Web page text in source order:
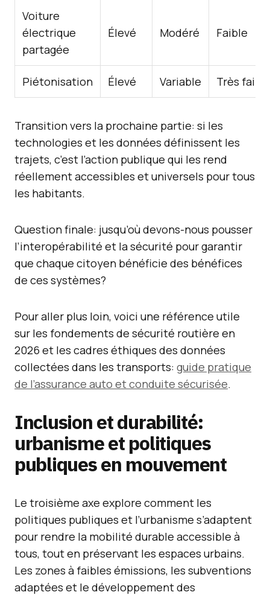
Voiture
électrique
partagée
Élevé Modéré Faible
Piétonisation Élevé Variable Très
Transition vers la prochaine partie: si les
technologies et les données définissent les
trajets, c’est l’action publique qui les rend
réellement accessibles et universels pour tous
les habitants.
Question finale: jusqu’où devons-nous pousser
l’interopérabilité et la sécurité pour garantir
que chaque citoyen bénéficie des bénéfices
de ces systèmes?
Pour aller plus loin, voici une référence utile
sur les fondements de sécurité routière en
2026 et les cadres éthiques des données
collectées dans les transports: guide pratique
de l’assurance auto et conduite sécurisée.
Inclusion et durabilité:
urbanisme et politiques
publiques en mouvement
Le troisième axe explore comment les
politiques publiques et l’urbanisme s’adaptent
pour rendre la mobilité durable accessible à
tous, tout en préservant les espaces urbains.
Les zones à faibles émissions, les subventions
adaptées et le développement des